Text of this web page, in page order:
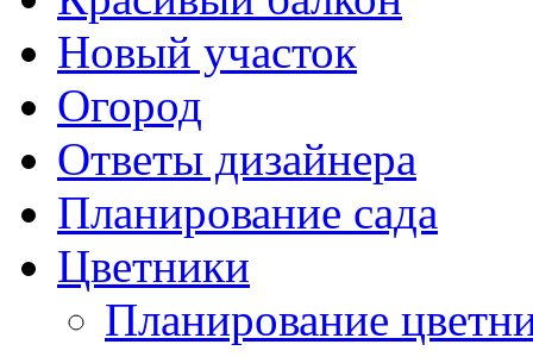
Новый участок
Огород
Ответы дизайнера
Планирование сада
Цветники
Планирование